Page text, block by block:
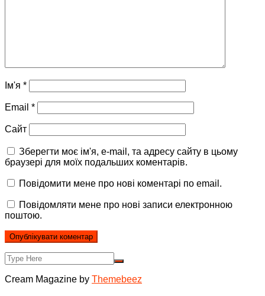
Ім'я *
Email *
Сайт
Зберегти моє ім'я, e-mail, та адресу сайту в цьому
браузері для моїх подальших коментарів.
Повідомити мене про нові коментарі по email.
Повідомляти мене про нові записи електронною
поштою.
Cream Magazine by Themebeez